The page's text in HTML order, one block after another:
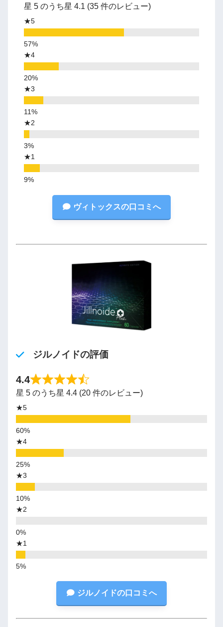
星 5 のうち星 4.1 (35 件のレビュー)
★5
★4
★3
★2
★1
ヴィトックスの口コミへ
ジルノイドの評価
4.4
星 5 のうち星 4.4 (20 件のレビュー)
★5
★4
★3
★2
★1
ジルノイドの口コミへ